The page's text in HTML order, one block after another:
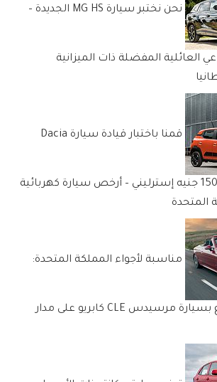
نحن نختبر سيارة MG HS الجديدة –
العائلية المفضلة ذات الميزانية
قمنا باختبار قيادة سيارة Dacia
Spring بقيمة 15000 جنيه إسترليني – أرخص سيارة كهربائية
المتحدة
مناسبة لأجواء المملكة المتحدة:
يمكنك الاستمتاع بسيارة مرسيدس CLE كابريو على مدار